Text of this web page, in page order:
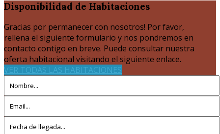
Disponibilidad de Habitaciones
Gracias por permanecer con nosotros! Por favor,
rellena el siguiente formulario y nos pondremos en
contacto contigo en breve. Puede consultar nuestra
oferta habitacional visitando el siguiente enlace.
VER TODAS LAS HABITACIONES